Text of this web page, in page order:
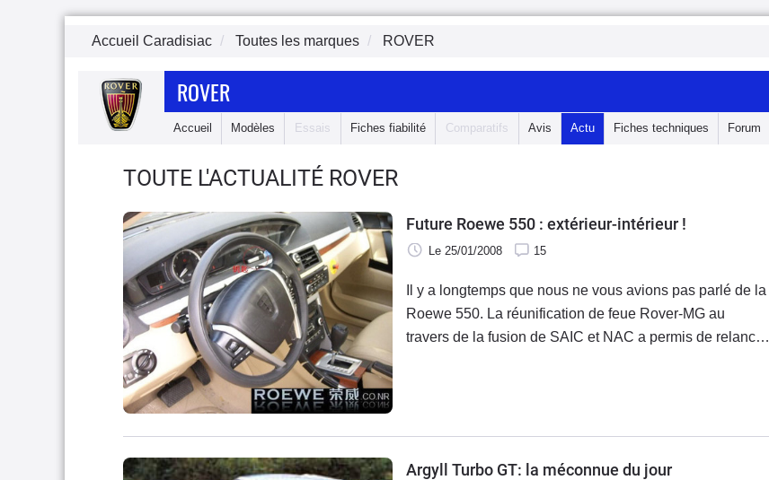
Accueil Caradisiac Toutes les marques ROVER
ROVER
Accueil Modèles Essais Fiches fiabilité Comparatifs Avis Actu Fiches techniques Forum
TOUTE L'ACTUALITÉ ROVER
Future Roewe 550 : extérieur-intérieur !
Le 25/01/2008 15
Roewe 550. La réunification de feue Rover-MG au
travers de la fusion de SAIC et NAC a permis de relancer
Argyll Turbo GT: la méconnue du jour